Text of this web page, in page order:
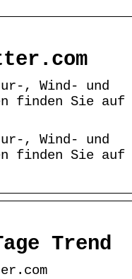
, Wind- und
finden Sie auf
, Wind- und
finden Sie auf
Trend